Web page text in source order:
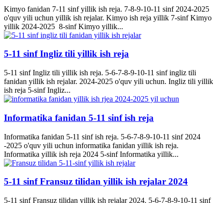
Kimyo fanidan 7-11 sinf yillik ish reja. 7-8-9-10-11 sinf 2024-2025
o'quv yili uchun yillik ish rejalar. Kimyo ish reja yillik 7-sinf Kimyo
yillik 2024-2025 8-sinf Kimyo yillik...
5-11 sinf Ingliz tili yillik ish reja
5-11 sinf Ingliz tili yillik ish reja. 5-6-7-8-9-10-11 sinf ingliz tili
fanidan yillik ish rejalar. 2024-2025 o'quv yili uchun. Ingliz tili yillik
ish reja 5-sinf Ingliz...
Informatika fanidan 5-11 sinf ish reja
Informatika fanidan 5-11 sinf ish reja. 5-6-7-8-9-10-11 sinf 2024
-2025 o'quv yili uchun informatika fanidan yillik ish reja.
Informatika yillik ish reja 2024 5-sinf Informatika yillik...
5-11 sinf Fransuz tilidan yillik ish rejalar 2024
5-11 sinf Fransuz tilidan yillik ish rejalar 2024. 5-6-7-8-9-10-11 sinf